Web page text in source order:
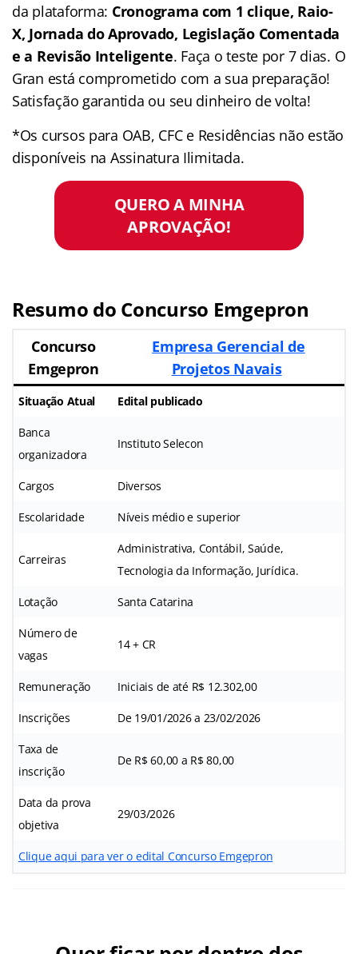
da plataforma: Cronograma com 1 clique, Raio-
X, Jornada do Aprovado, Legislação Comentada
e a Revisão Inteligente. Faça o teste por 7 dias. O
Gran está comprometido com a sua preparação!
Satisfação garantida ou seu dinheiro de volta!
*Os cursos para OAB, CFC e Residências não estão
disponíveis na Assinatura Ilimitada.
QUERO A MINHA
APROVAÇÃO!
Resumo do Concurso Emgepron
Concurso
Emgepron
Empresa Gerencial de
Projetos Navais
Situação Atual Edital publicado
Banca
organizadora
Instituto Selecon
Cargos Diversos
Escolaridade Níveis médio e superior
Carreiras
Administrativa, Contábil, Saúde,
Tecnologia da Informação, Jurídica.
Lotação Santa Catarina
Número de
vagas
14 + CR
Remuneração Iniciais de até R$ 12.302,00
Inscrições De 19/01/2026 a 23/02/2026
Taxa de
inscrição
De R$ 60,00 a R$ 80,00
Data da prova
objetiva
29/03/2026
Clique aqui para ver o edital Concurso Emgepron